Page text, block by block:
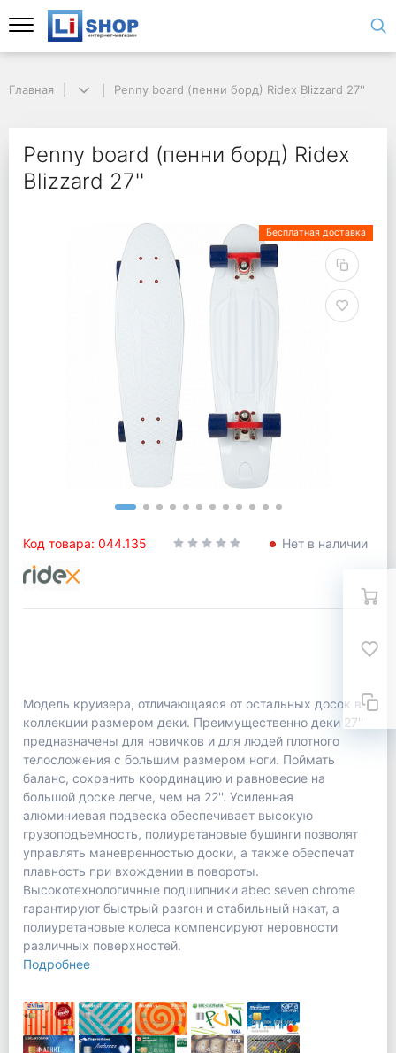
Главная Penny board (пенни борд) Ridex Blizzard 27''
Penny board (пенни борд) Ridex
Blizzard 27''
Бесплатная доставка
Код товара: 044.135 Нет в наличии
Модель круизера, отличающаяся от остальных досок в
коллекции размером деки. Преимущественно деки 27''
предназначены для новичков и для людей плотного
телосложения с большим размером ноги. Поймать
баланс, сохранить координацию и равновесие на
большой доске легче, чем на 22''. Усиленная
алюминиевая подвеска обеспечивает высокую
грузоподъемность, полиуретановые бушинги позволят
управлять маневренностью доски, а также обеспечат
плавность при вхождении в повороты.
Высокотехнологичные подшипники abec seven сhrome
гарантируют быстрый разгон и стабильный накат, а
полиуретановые колеса компенсируют неровности
различных поверхностей.
Подробнее